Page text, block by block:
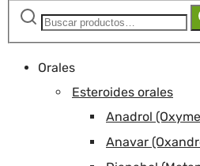
Buscar:
Orales
Esteroides orales
Anadrol
Anavar